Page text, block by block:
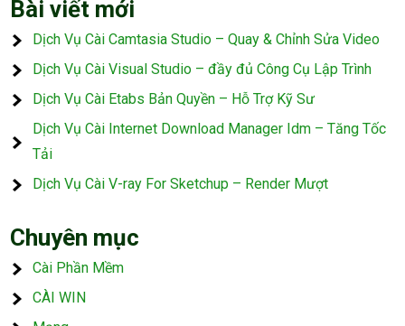
Bài viết mới
Dịch Vụ Cài Camtasia Studio – Quay & Chỉnh Sửa Video
Dịch Vụ Cài Visual Studio – đầy đủ Công Cụ Lập Trình
Dịch Vụ Cài Etabs Bản Quyền – Hỗ Trợ Kỹ Sư
Dịch Vụ Cài Internet Download Manager Idm – Tăng Tốc
Tải
Dịch Vụ Cài V-ray For Sketchup – Render Mượt
Chuyên mục
Cài Phần Mềm
CÀI WIN